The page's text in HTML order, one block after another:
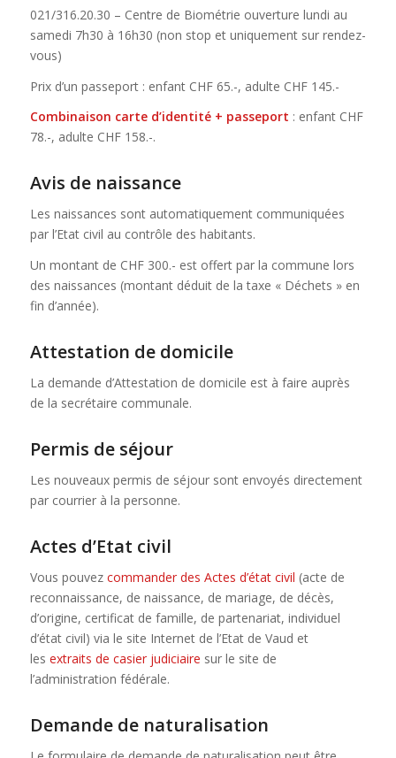
021/316.20.30 – Centre de Biométrie ouverture lundi au
samedi 7h30 à 16h30 (non stop et uniquement sur rendez-
vous)
Prix d’un passeport : enfant CHF 65.-, adulte CHF 145.-
Combinaison carte d’identité + passeport : enfant CHF
78.-, adulte CHF 158.-.
Avis de naissance
Les naissances sont automatiquement communiquées
par l’Etat civil au contrôle des habitants.
Un montant de CHF 300.- est offert par la commune lors
des naissances (montant déduit de la taxe « Déchets » en
fin d’année).
Attestation de domicile
La demande d’Attestation de domicile est à faire auprès
de la secrétaire communale.
Permis de séjour
Les nouveaux permis de séjour sont envoyés directement
par courrier à la personne.
Actes d’Etat civil
Vous pouvez commander des Actes d’état civil (acte de
reconnaissance, de naissance, de mariage, de décès,
d’origine, certificat de famille, de partenariat, individuel
d’état civil) via le site Internet de l’Etat de Vaud et
les extraits de casier judiciaire sur le site de
l’administration fédérale.
Demande de naturalisation